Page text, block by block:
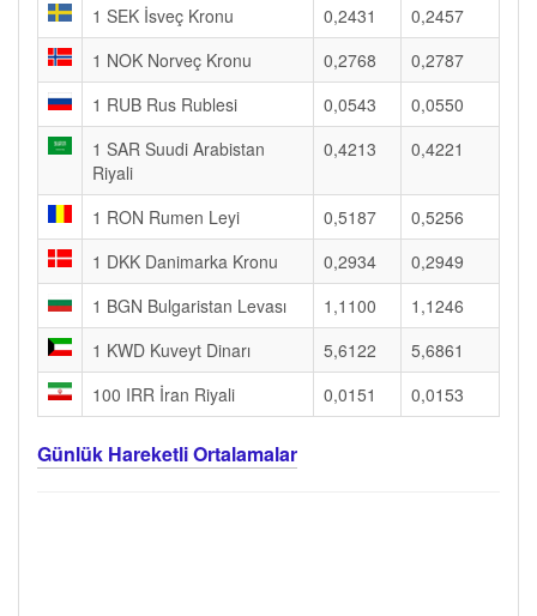
1 SEK İsveç Kronu
0,2431
0,2457
1 NOK Norveç Kronu
0,2768
0,2787
1 RUB Rus Rublesi
0,0543
0,0550
1 SAR Suudi Arabistan
Riyali
0,4213 0,4221
1 RON Rumen Leyi 0,5187
0,5256
1 DKK Danimarka Kronu
0,2934
0,2949
1 BGN Bulgaristan Levası
1,1100
1,1246
1 KWD Kuveyt Dinarı
5,6122
5,6861
100 IRR İran Riyali
0,0151 0,0153
Günlük Hareketli Ortalamalar